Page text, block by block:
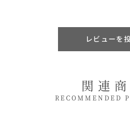
味、質いうことなしの絶品で
と風味も格別ですね。我が家
お餅です。
レビューを
関連
RECOMMENDED